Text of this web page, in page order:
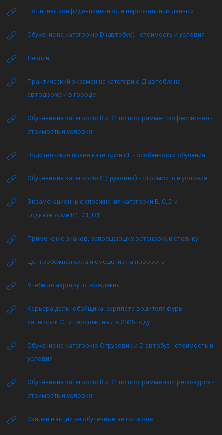
Политика конфиденциальности персональных данных
Обучение на категорию D (автобус) - стоимость и условия
Лекции
Практический экзамен на категорию Д автобус на
автодроме и в городе
Обучение на категорию B и B1 по программе Профессионал -
стоимость и условия
Водительские права категории CE - особенности обучения
Обучение на категорию C (грузовик) - стоимость и условия
Экзаменационные упражнения категории B, C, D и
подкатегории B1, C1, D1
Применение знаков, запрещающих остановку и стоянку
Центробежная сила и смещение на повороте
Учебные маршруты вождения
Карьера дальнобойщика: зарплата водителя фуры
категории CE и перспективы в 2026 году
Обучение на категорию C грузовик и D автобус - стоимость и
условия
Обучение на категорию B и B1 по программе экспресс-курса -
стоимость и условия
Скидки и акции на обучение в автошколе